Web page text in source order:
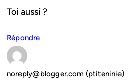
Toi aussi ?
Répondre
noreply@blogger.com (ptiteninie)